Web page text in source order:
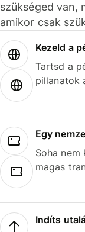
szükséged van,
amikor csak
Kezeld a
Tartsd a
pillanatok
Egy
Soha
magas
Indíts